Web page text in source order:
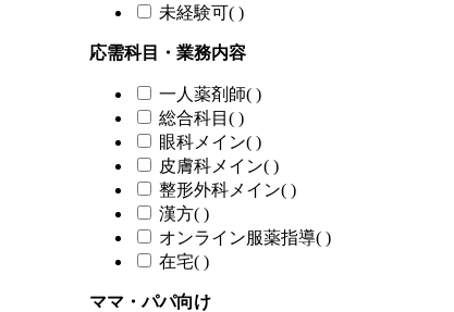
未経験可( )
応需科目・業務内容
一人薬剤師( )
総合科目 ( )
眼科メイン( )
皮膚科メイン( )
整形外科メイン( )
漢方( )
オンライン服薬指導( )
在宅( )
ママ・パパ向け